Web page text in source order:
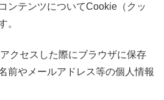
ンテンツについてCookie（クッ
。
クセスした際にブラウザに保存
前やメールアドレス等の個人情報